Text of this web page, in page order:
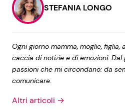
STEFANIA LONGO
Ogni giorno mamma, moglie,
caccia di notizie e di emozioni.
passioni che mi circondano: da
comunicare.
Altri articoli →